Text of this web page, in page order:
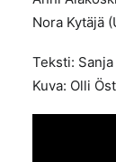
Nora Kytäjä
Teksti:
Kuva: Olli